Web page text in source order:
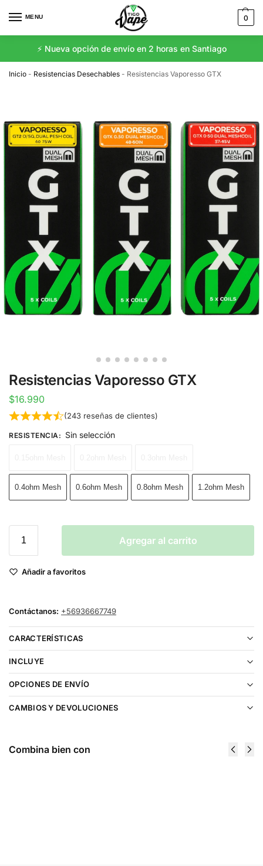
MENU 0
⚡️ Nueva opción de envío en 2 horas en Santiago
Inicio - Resistencias Desechables - Resistencias Vaporesso GTX
Resistencias Vaporesso GTX
$16.990
(243reseñas de clientes)
RESISTENCIA: Sin selección
0.4ohm Mesh 0.6ohm Mesh 0.8ohm Mesh 1.2ohm Mesh
Agregar al carrito
Añadir a favoritos
Contáctanos: +56936667749
CARACTERÍSTICAS
INCLUYE
OPCIONES DE ENVÍO
CAMBIOS Y DEVOLUCIONES
Combina bien con